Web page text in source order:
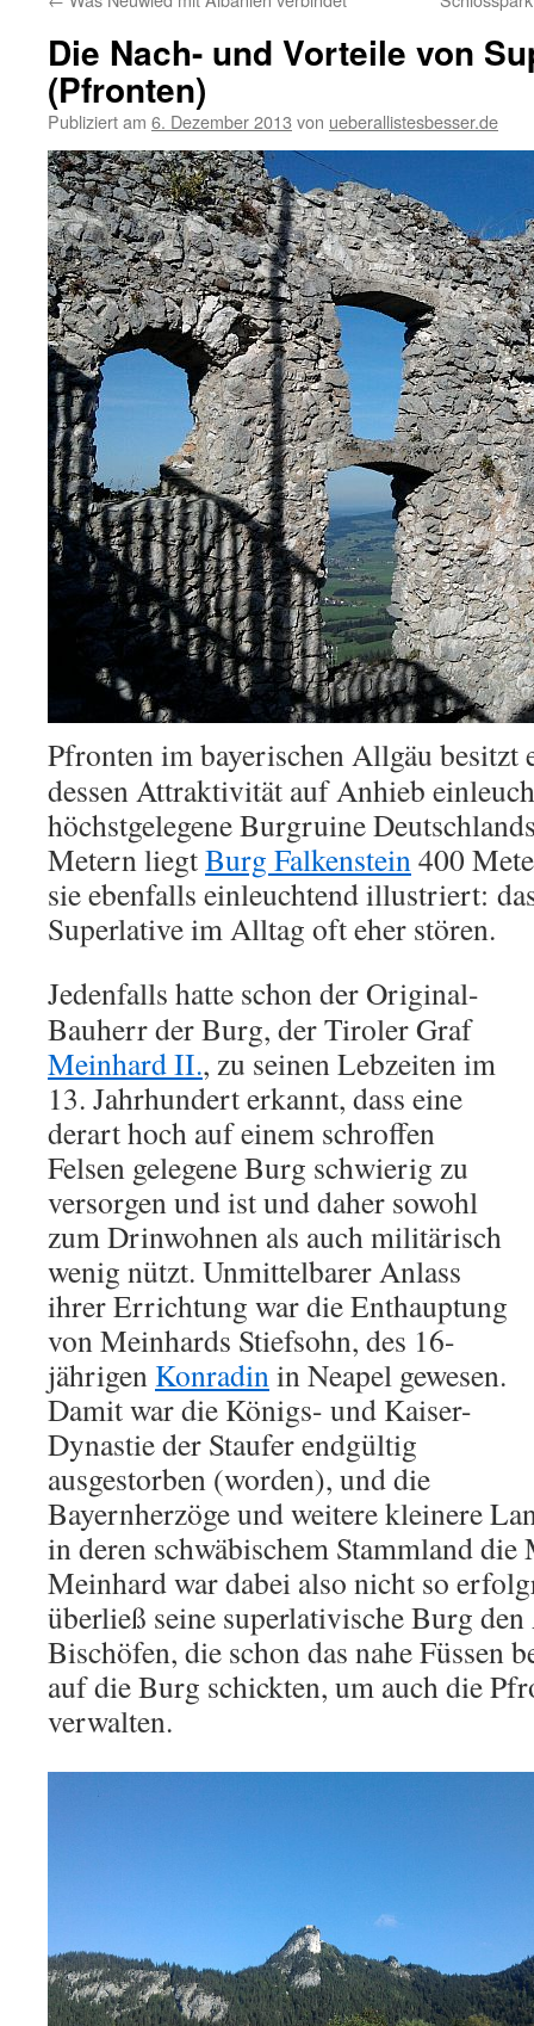
Die Nach- und Vorteile von
(Pfronten)
Publiziert am 6. Dezember 2013 von ueberallistesbesser.de
Pfronten im bayerischen Allgäu besitzt
dessen Attraktivität auf Anhieb
höchstgelegene Burgruine
Metern liegtBurg Falkenstein400
sie ebenfalls einleuchtend illustriert:
Superlative im Alltag oft eher stören.
Jedenfalls hatte schon der Original-
Bauherr der Burg, der Tiroler Graf
Meinhard II., zu seinen Lebzeiten im
13. Jahrhundert erkannt, dass eine
derart hoch auf einem schroffen
Felsen gelegene Burg schwierig zu
versorgen und ist und daher sowohl
zum Drinwohnen als auch militärisch
wenig nützt. Unmittelbarer Anlass
ihrer Errichtung war die Enthauptung
von Meinhards Stiefsohn, des 16-
jährigen Konradinin Neapel gewesen.
Damit war die Königs- und Kaiser-
Dynastie der Staufer endgültig
ausgestorben (worden), und die
Bayernherzöge und weitere kleinere
in deren schwäbischem Stammland die
Meinhard war dabei also nicht so
überließ seine superlativische Burg
Bischöfen, die schon das nahe Füssen
auf die Burg schickten, um auch die
verwalten.